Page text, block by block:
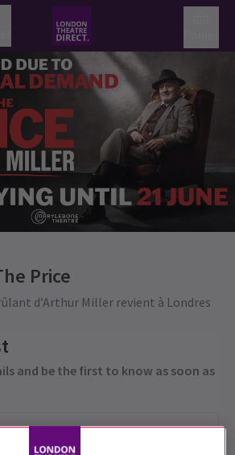
Price
d’Arthur Miller revient à Londres
and be the first to know as soon as